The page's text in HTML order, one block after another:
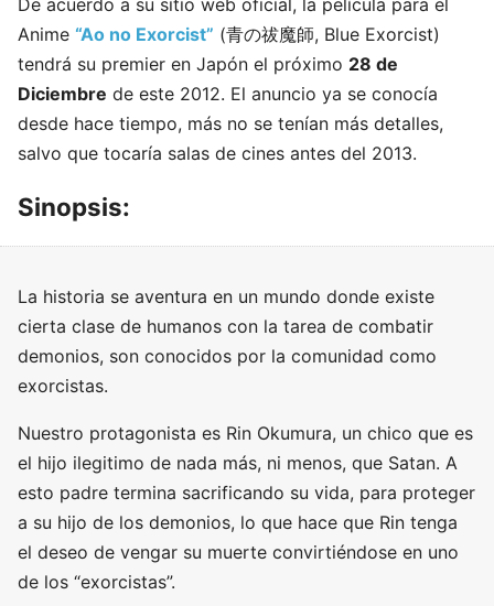
De acuerdo a su sitio web oficial, la película para el
Anime “Ao no Exorcist” (青の祓魔師, Blue Exorcist)
tendrá su premier en Japón el próximo 28 de
Diciembre de este 2012. El anuncio ya se conocía
desde hace tiempo, más no se tenían más detalles,
salvo que tocaría salas de cines antes del 2013.
Sinopsis:
La historia se aventura en un mundo donde existe
cierta clase de humanos con la tarea de combatir
demonios, son conocidos por la comunidad como
exorcistas.
Nuestro protagonista es Rin Okumura, un chico que es
el hijo ilegitimo de nada más, ni menos, que Satan. A
esto padre termina sacrificando su vida, para proteger
a su hijo de los demonios, lo que hace que Rin tenga
el deseo de vengar su muerte convirtiéndose en uno
de los “exorcistas”.